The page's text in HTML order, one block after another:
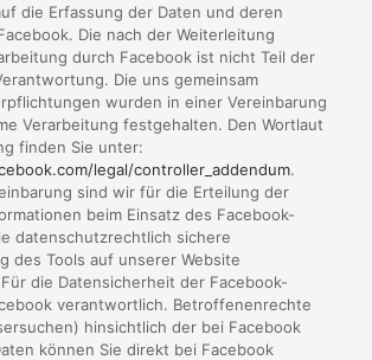
die Erfassung der Daten und deren
Die nach der Weiterleitung
durch Facebook ist nicht Teil der
Die uns gemeinsam
wurden in einer Vereinbarung
Verarbeitung festgehalten. Den Wortlaut
finden Sie unter:
legal/controller_addendum.
sind wir für die Erteilung der
beim Einsatz des Facebook-
datenschutzrechtlich sichere
des Tools auf unserer Website
die Datensicherheit der Facebook-
verantwortlich. Betroffenenrechte
hinsichtlich der bei Facebook
können Sie direkt bei Facebook